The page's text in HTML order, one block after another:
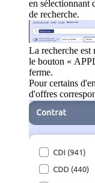
en sélectionnant
de recherche.
La recherche est
le bouton «
ferme.
Pour certains
d'offres